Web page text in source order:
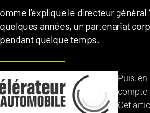
omme l’explique le directeur
quelques années, un partenariat
pendant quelque temps.
Puis,
compte
Cet